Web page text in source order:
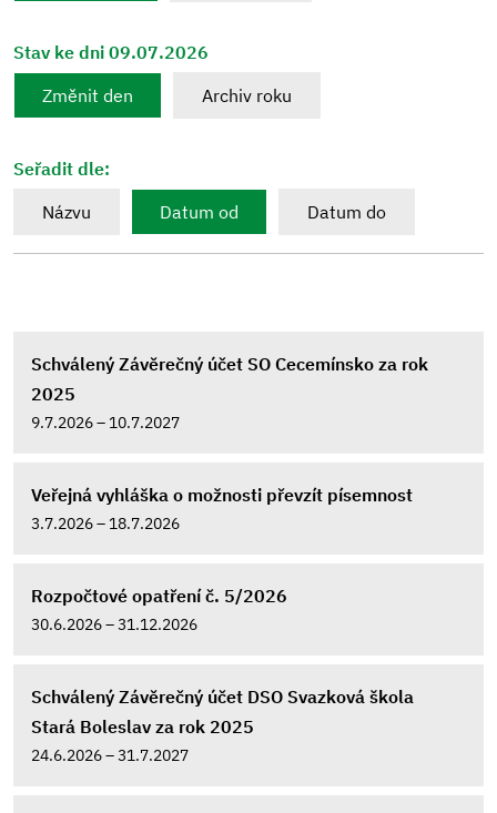
Stav ke dni 09.07.2026
Změnit den
Archiv roku
Seřadit dle:
Názvu
Datum od Datum do
Schválený Závěrečný účet SO Cecemínsko za rok
2025
9.7.2026 – 10.7.2027
Veřejná vyhláška o možnosti převzít písemnost
3.7.2026 – 18.7.2026
Rozpočtové opatření č. 5/2026
30.6.2026 – 31.12.2026
Schválený Závěrečný účet DSO Svazková škola
Stará Boleslav za rok 2025
24.6.2026 – 31.7.2027